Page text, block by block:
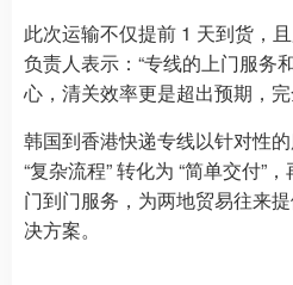
此次运输不仅提前 1 天到货，
负责人表示：“专线的上门服务
心，清关效率更是超出预期，
韩国到香港快递专线以针对性
“复杂流程” 转化为 “简单交付”
门到门服务，为两地贸易往来
决方案。